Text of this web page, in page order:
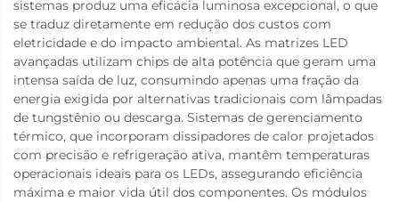
sistemas produz uma eficácia luminosa excepcional, o que
se traduz diretamente em redução dos custos com
eletricidade e do impacto ambiental. As matrizes LED
avançadas utilizam chips de alta potência que geram uma
intensa saída de luz, consumindo apenas uma fração da
energia exigida por alternativas tradicionais com lâmpadas
de tungstênio ou descarga. Sistemas de gerenciamento
térmico, que incorporam dissipadores de calor projetados
com precisão e refrigeração ativa, mantêm temperaturas
operacionais ideais para os LEDs, assegurando eficiência
máxima e maior vida útil dos componentes. Os módulos